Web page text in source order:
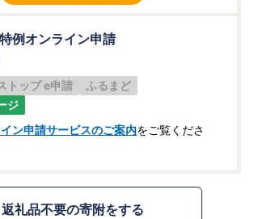
例オンライン申請
トップ e申請
ふるまど
ジ
ン申請サービスのご案内をご覧くださ
返礼品不要の寄附をする